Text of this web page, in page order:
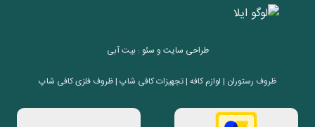
طراحی سایت و سئو : بیت آبی
ظروف رستوران | لوازم کافه | تجهیزات کافی شاپ | ظروف فلزی کافی شاپ